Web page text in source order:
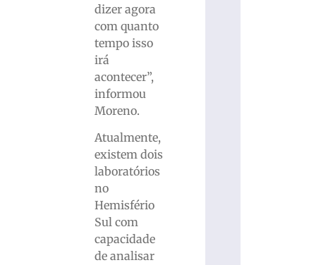
dizer agora
com quanto
tempo isso
irá
acontecer”,
informou
Moreno.
Atualmente,
existem dois
laboratórios
no
Hemisfério
Sul com
capacidade
de analisar